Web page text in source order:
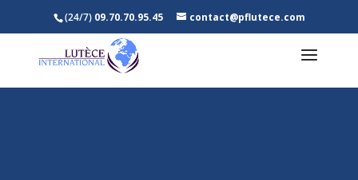
(24/7) 09.70.70.95.45 contact@pflutece.com